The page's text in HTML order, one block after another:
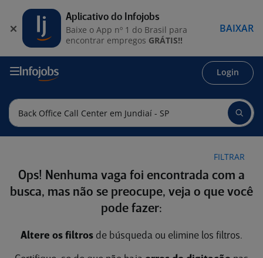
Login
FILTRAR
Ops! Nenhuma vaga foi encontrada com a
busca, mas não se preocupe, veja o que você
pode fazer:
Altere os filtros de búsqueda ou elimine los filtros.
Aplicativo do Infojobs
Baixe o App nº 1 do Brasil para
encontrar empregos GRÁTIS!!
BAIXAR